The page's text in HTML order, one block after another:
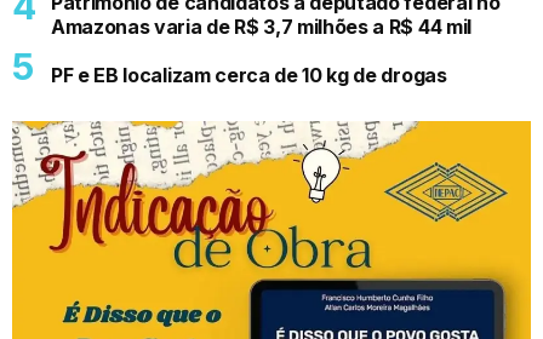
Amazonas varia de R$ 3,7 milhões a R$ 44 mil
PF e EB localizam cerca de 10 kg de drogas